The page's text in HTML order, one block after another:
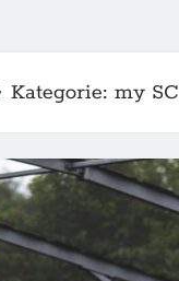
Kategorie: my